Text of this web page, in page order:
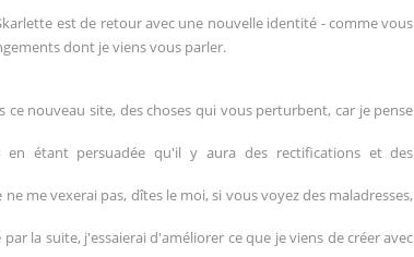
est de retour avec une nouvelle identité - comme vous
dont je viens vous parler.
ce nouveau site, des choses qui vous perturbent, car je pense
étant persuadée qu'il y aura des rectifications et des
me vexerai pas, dîtes le moi, si vous voyez des maladresses,
la suite, j'essaierai d'améliorer ce que je viens de créer avec